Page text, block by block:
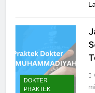
DOKTER
PRAKTEK